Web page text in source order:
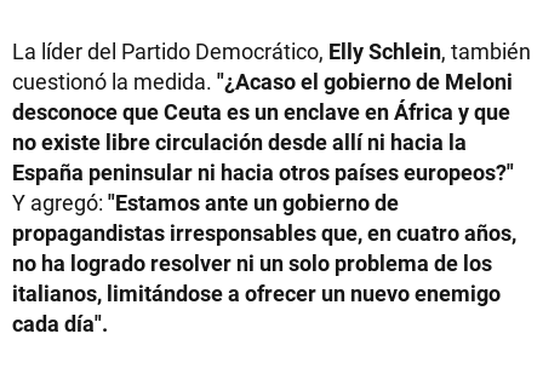
La líder del Partido Democrático, Elly Schlein, también
cuestionó la medida. "¿Acaso el gobierno de Meloni
desconoce que Ceuta es un enclave en África y que
no existe libre circulación desde allí ni hacia la
España peninsular ni hacia otros países europeos?"
Y agregó: "Estamos ante un gobierno de
propagandistas irresponsables que, en cuatro años,
no ha logrado resolver ni un solo problema de los
italianos, limitándose a ofrecer un nuevo enemigo
cada día".